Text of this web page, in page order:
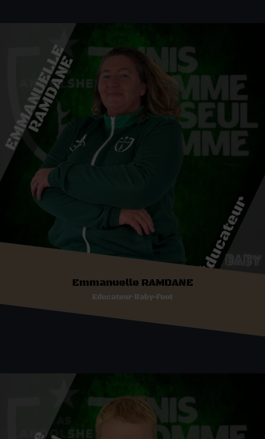
Emmanuelle RAMDANE
Educateur Baby-Foot